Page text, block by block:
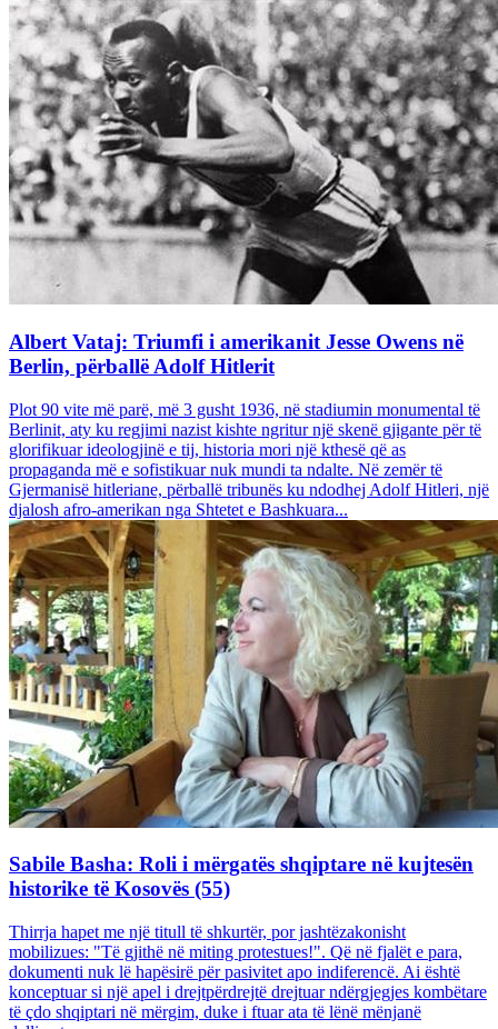
Albert Vataj: Triumfi i amerikanit Jesse Owens në
Berlin, përballë Adolf Hitlerit
Plot 90 vite më parë, më 3 gusht 1936, në stadiumin monumental të
Berlinit, aty ku regjimi nazist kishte ngritur një skenë gjigante për të
glorifikuar ideologjinë e tij, historia mori një kthesë që as
propaganda më e sofistikuar nuk mundi ta ndalte. Në zemër të
Gjermanisë hitleriane, përballë tribunës ku ndodhej Adolf Hitleri, një
djalosh afro-amerikan nga Shtetet e Bashkuara...
Sabile Basha: Roli i mërgatës shqiptare në kujtesën
historike të Kosovës (55)
Thirrja hapet me një titull të shkurtër, por jashtëzakonisht
mobilizues: "Të gjithë në miting protestues!". Që në fjalët e para,
dokumenti nuk lë hapësirë për pasivitet apo indiferencë. Ai është
konceptuar si një apel i drejtpërdrejtë drejtuar ndërgjegjes kombëtare
të çdo shqiptari në mërgim, duke i ftuar ata të lënë mënjanë